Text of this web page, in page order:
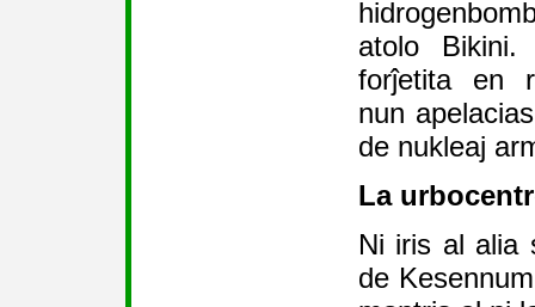
atolo
forĵetita en
nun
de nukleaj
La
Ni iris al alia
de